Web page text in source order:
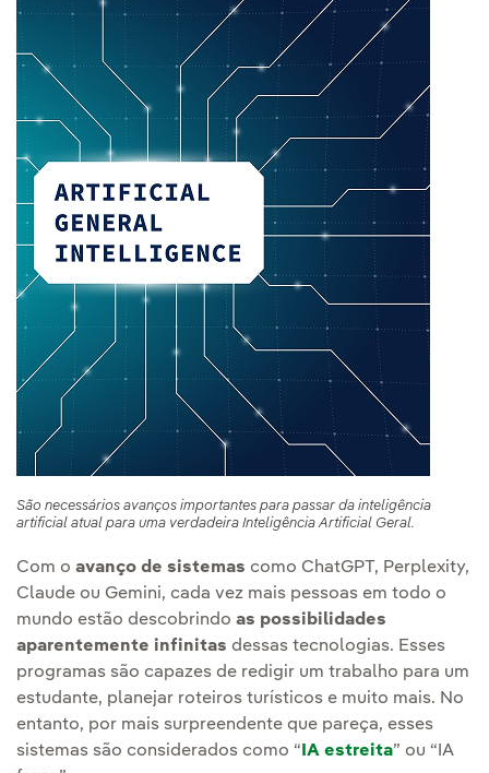
São necessários avanços importantes para passar da inteligência
artificial atual para uma verdadeira Inteligência Artificial Geral.
Com o avanço de sistemas como ChatGPT, Perplexity,
Claude ou Gemini, cada vez mais pessoas em todo o
mundo estão descobrindo as possibilidades
aparentemente infinitas dessas tecnologias. Esses
programas são capazes de redigir um trabalho para um
estudante, planejar roteiros turísticos e muito mais. No
entanto, por mais surpreendente que pareça, esses
sistemas são considerados como “ IA estreita” ou “IA